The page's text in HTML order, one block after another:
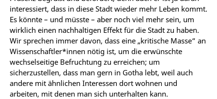
interessiert, dass in diese Stadt wieder mehr Leben kommt.
Es könnte – und müsste – aber noch viel mehr sein, um
wirklich einen nachhaltigen Effekt für die Stadt zu haben.
Wir sprechen immer davon, dass eine „kritische Masse“ an
Wissenschaftler*innen nötig ist, um die erwünschte
wechselseitige Befruchtung zu erreichen; um
sicherzustellen, dass man gern in Gotha lebt, weil auch
andere mit ähnlichen Interessen dort wohnen und
arbeiten, mit denen man sich unterhalten kann.